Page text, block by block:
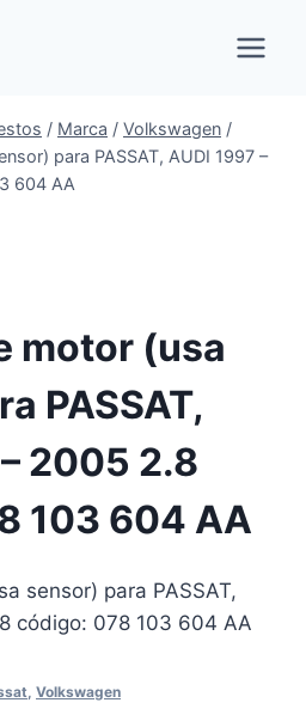
/ Marca / Volkswagen /
para PASSAT, AUDI 1997 –
604 AA
motor (usa
PASSAT,
2005 2.8
103 604 AA
sensor) para PASSAT,
código: 078 103 604 AA
Volkswagen